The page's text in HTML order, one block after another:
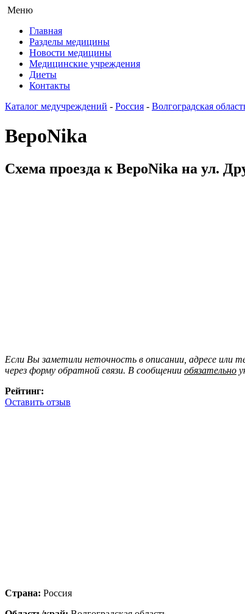
Меню
Главная
Разделы медицины
Новости медицины
Медицинские учреждения
Диеты
Контакты
Каталог медучреждений - Россия - Волгоградская
ВероNika
Схема проезда к ВероNika на ул.
Если Вы заметили неточность в описании, адресе или
через форму обратной связи. В сообщении обязательно
Рейтинг:
Оставить отзыв
Страна: Россия